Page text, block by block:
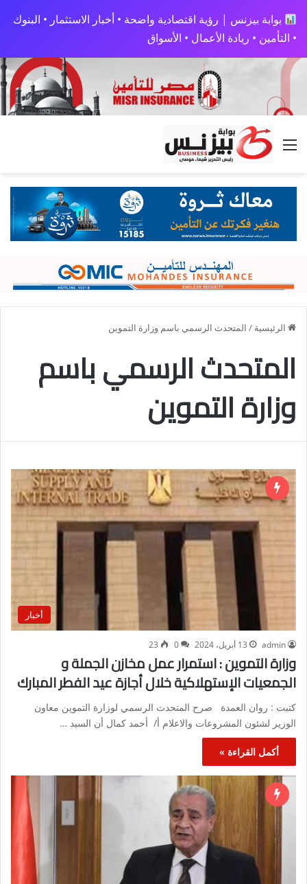
بوابة بيزنس | رؤية اقتصادية واضحة • أخبار الاستثمار • البنوك
• التأمين • ريادة الأعمال • الأسواق
القائمة
الرئيسية / المتحدث الرسمي باسم وزارة التموين
المتحدث الرسمي باسم
وزارة التموين
أخبار
admin 13 أبريل، 2024 0
23
وزارة التموين : استمرار عمل مخازن الجملة و
الجمعيات الإستهلاكية خلال أجازة عيد الفطر المبارك
كتبت : روان العمدة صرح المتحدث الرسمي لوزارة التموين معاون
الوزير لشئون المشروعات والاعلام أ/ أحمد كمال أن السيد …
أكمل القراءة »